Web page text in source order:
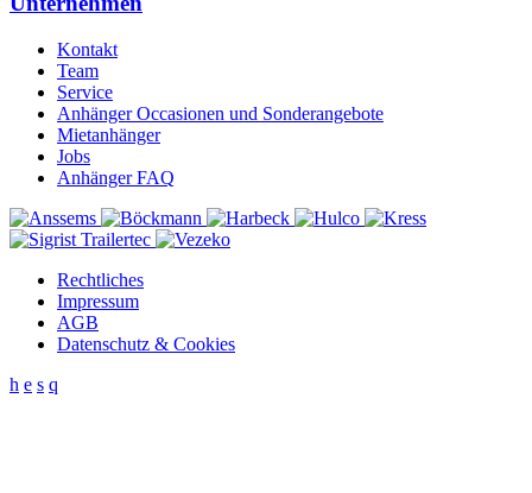
Kontakt
Team
Service
Anhänger Occasionen und Sonderangebote
Mietanhänger
Jobs
Anhänger FAQ
Rechtliches
Impressum
AGB
Datenschutz & Cookies
h e s q